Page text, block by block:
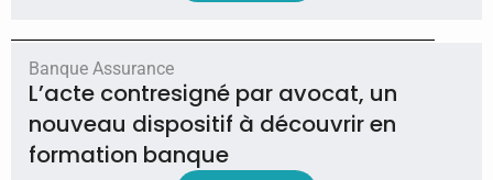
Banque Assurance
L’acte contresigné par avocat, un
nouveau dispositif à découvrir en
formation banque